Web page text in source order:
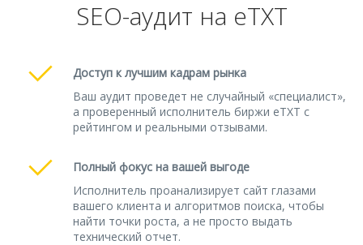
SEO-аудит на eTXT
Доступ к лучшим кадрам рынка
Ваш аудит проведет не случайный «специалист»,
а проверенный исполнитель биржи eTXT с
рейтингом и реальными отзывами.
Полный фокус на вашей выгоде
Исполнитель проанализирует сайт глазами
вашего клиента и алгоритмов поиска, чтобы
найти точки роста, а не просто выдать
технический отчет.